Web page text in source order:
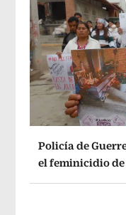
Policía de
el feminicidio de